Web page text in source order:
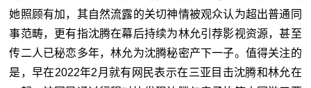
她照顾有加，其自然流露的关切神情被观众认为超出普通同
事范畴，更有指沈腾在幕后持续为林允引荐影视资源，甚至
传二人已秘恋多年，林允为沈腾秘密产下一子。值得关注的
是，早在2022年2月就有网民表示在三亚目击沈腾和林允在